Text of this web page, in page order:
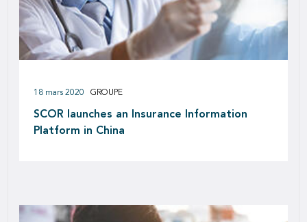
SCOR launches an Insurance Information
Platform in China
18 mars 2020 GROUPE